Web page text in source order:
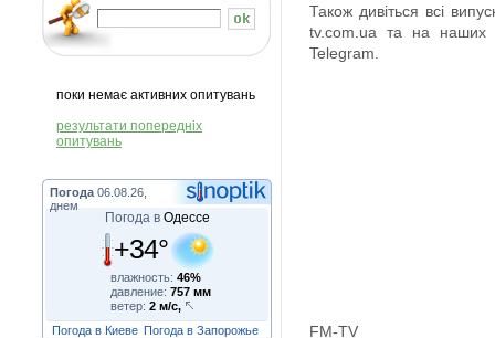
поки немає активних опитувань
результати попередніх
опитувань
Погода 06.08.26,
днем
Погода в Одессе
+34°
влажность: 46%
давление: 757 мм
ветер: 2 м/с,
Погода в Киеве Погода в Запорожье
Також дивіться всі
tv.com.ua та на наших
Telegram.
FM-TV